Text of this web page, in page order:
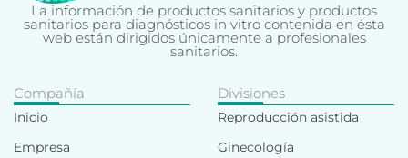
La información de productos sanitarios y productos
sanitarios para diagnósticos in vitro contenida en ésta
web están dirigidos únicamente a profesionales
sanitarios.
Compañía
Inicio
Empresa
Divisiones
Reproducción asistida
Ginecología